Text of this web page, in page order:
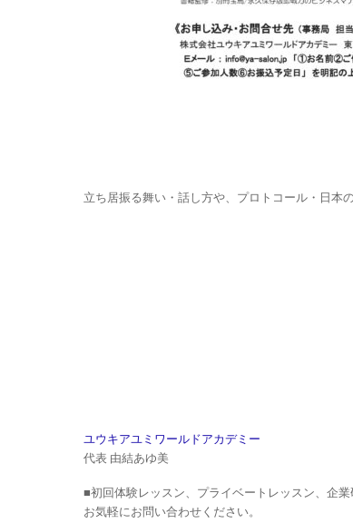
立ち居振る舞い・話し方や、プロトコール・日本
ユウキアユミワールドアカデミー
代表 由結あゆ美
■初回体験レッスン、プライベートレッスン、企
お気軽にお問い合わせください。